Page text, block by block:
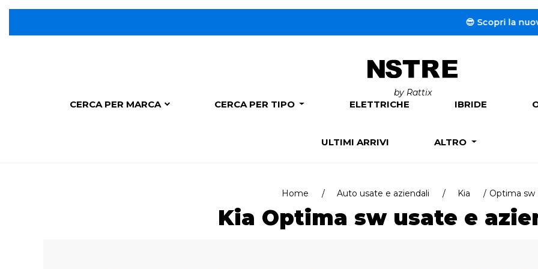
😎 Scopri la nuova
by Rattix
CERCA PER MARCA CERCA PER TIPO ELETTRICHE IBRIDE
ULTIMI ARRIVI ALTRO
Home Auto usate e aziendali Kia Optima sw
Kia Optima sw usate e